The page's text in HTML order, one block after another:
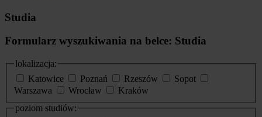
Studia
Formularz wyszukiwania na belce: Studia
lokalizacja:
Katowice
Poznań Rzeszów
Sopot
Warszawa
Wrocław
Kraków
poziom studiów: